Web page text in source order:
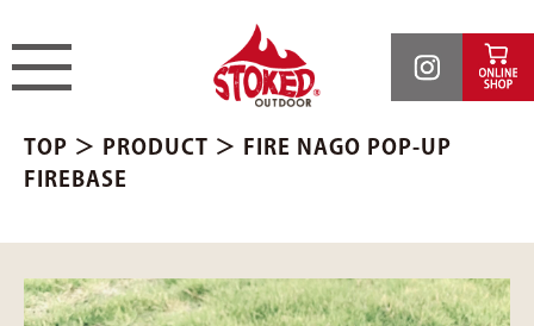
TOP ＞ PRODUCT ＞ FIRE NAGO POP-UP
FIREBASE